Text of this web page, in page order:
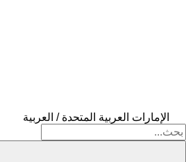
الإمارات العربية المتحدة / العربية